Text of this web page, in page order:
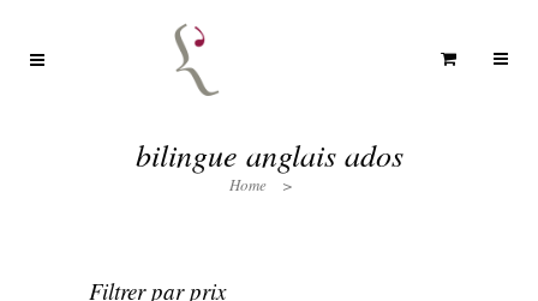
bilingue anglais ados
Home >
Filtrer par prix